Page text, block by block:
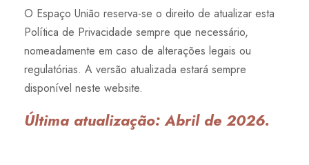
O Espaço União reserva-se o direito de atualizar esta
Política de Privacidade sempre que necessário,
nomeadamente em caso de alterações legais ou
regulatórias. A versão atualizada estará sempre
disponível neste website.
Última atualização: Abril de 2026.